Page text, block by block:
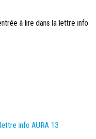
à lire dans la lettre info
lettre info AURA 13